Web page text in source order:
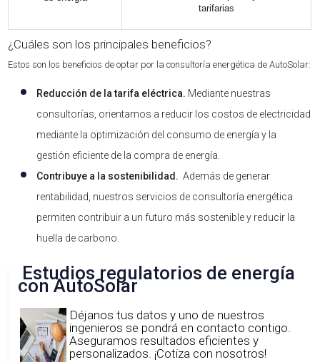
tarifarias
¿Cuáles son los principales beneficios?
Estos son los beneficios de optar por la consultoría energética de AutoSolar:
Reducción de la tarifa eléctrica. Mediante nuestras
consultorías, orientamos a reducir los costos de electricidad
mediante la optimización del consumo de energía y la
gestión eficiente de la compra de energía.
Contribuye a la sostenibilidad. Además de generar
rentabilidad, nuestros servicios de consultoría energética
permiten contribuir a un futuro más sostenible y reducir la
huella de carbono.
Estudios regulatorios de energía
con AutoSolar
Déjanos tus datos y uno de nuestros
ingenieros se pondrá en contacto contigo.
Aseguramos resultados eficientes y
personalizados. ¡Cotiza con nosotros!